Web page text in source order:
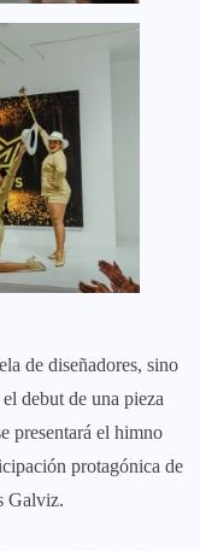
de diseñadores, sino
debut de una pieza
presentará el himno
protagónica de
Galviz.